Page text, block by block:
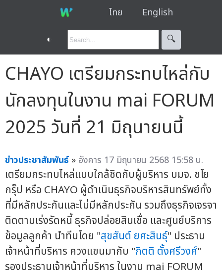
ไทย English
◐ 🔍︎
CHAYO เตรียมกระทบไหล่กับ
นักลงทุนในงาน mai FORUM
2025 วันที่ 21 มิถุนายนนี้
ข่าวประชาสัมพันธ์ » อังคาร 17 มิถุนายน 2568 15:58 น.
เตรียมกระทบไหล่แบบใกล้ชิดกับผู้บริหาร บมจ. ชโย
กรุ๊ป หรือ CHAYO ผู้ดำเนินธุรกิจบริหารสินทรัพย์ทั้ง
ที่มีหลักประกันและไม่มีหลักประกัน รวมถึงธุรกิจเจรจา
ติดตามเร่งรัดหนี้ ธุรกิจปล่อยสินเชื่อ และศูนย์บริการ
ข้อมูลลูกค้า นำทีมโดย "สุขสันต์ ยศะสินธุ์" ประธาน
เจ้าหน้าที่บริหาร ควงแขนมากับ "กิตติ ตั้งศรีวงศ์"
รองประธานเจ้าหน้าที่บริหาร ในงาน mai FORUM